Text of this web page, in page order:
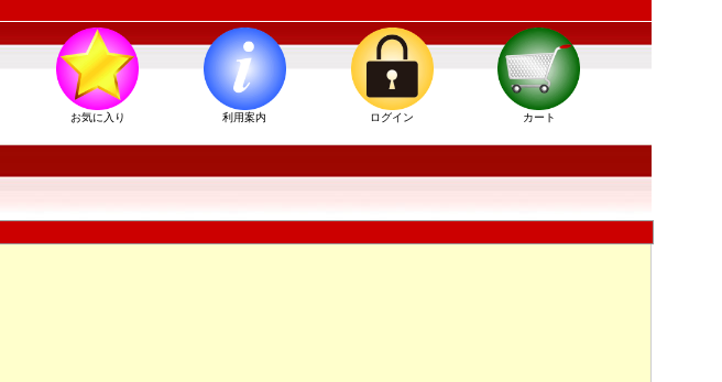
お気に入り 利用案内 ログイン カート